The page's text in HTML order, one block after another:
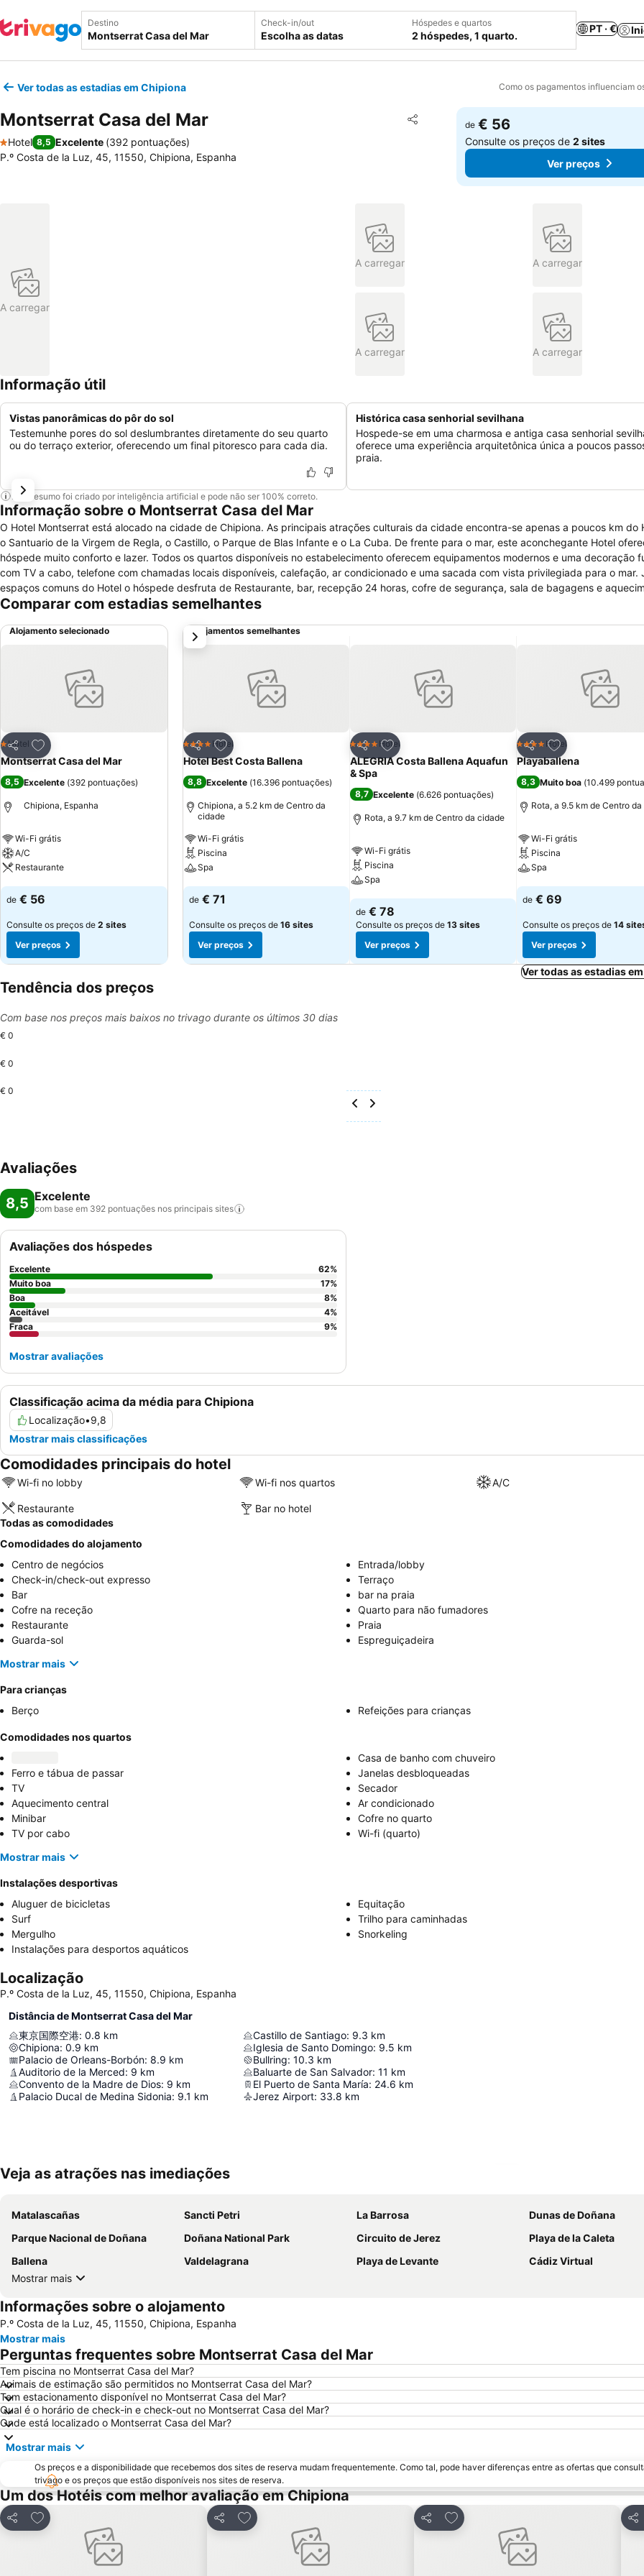
Destino Check-in/out
Escolha as datas
Hóspedes e quartos
2 hóspedes, 1 quarto.
PT · €
Ver todas as estadias em Chipiona Como os pagamentos influenciam
Montserrat Casa del Mar Partilhar
Adicionar aos favoritos
1 Estrelas
Hotel 8,5 Excelente (392 pontuações)
P.º Costa de la Luz, 45, 11550, Chipiona, Espanha
de € 56
Consulte os preços de2 sites
Ver preços
A carregar
A carregar A carregar
A carregar A carregar
Informação útil
Vistas panorâmicas do pôr do sol
Testemunhe pores do sol deslumbrantes diretamente do seu quarto
ou do terraço exterior, oferecendo um final pitoresco para cada dia.
Histórica casa senhorial sevilhana
Hospede-se em uma charmosa e antiga casa senhorial
oferece uma experiência arquitetônica única a poucos
praia.
Este resumo foi criado por inteligência artificial e pode não ser 100% correto.
Informação sobre o Montserrat Casa del Mar
O Hotel Montserrat está alocado na cidade de Chipiona. As principais atrações culturais da cidade encontra-se apenas a poucos km do
o Santuario de la Virgem de Regla, o Castillo, o Parque de Blas Infante e o La Cuba. De frente para o mar, este aconchegante Hotel
hóspede muito conforto e lazer. Todos os quartos disponíveis no estabelecimento oferecem equipamentos modernos e uma decoração
com TV a cabo, telefone com chamadas locais disponíveis, calefação, ar condicionado e uma sacada com vista privilegiada para o mar.
espaços comuns do Hotel o hóspede desfruta de Restaurante, bar, recepção 24 horas, cofre de segurança, sala de bagagens e
Hotel oferece serviço de quartos, locação de bicicletas e posto de turismo. Por fim o hóspede desfruta nos momentos de lazer de:
mergulho e pesca.
Comparar com estadias semelhantes
Alojamento selecionado
Partilhar
Adicionar aos favoritos
1 Estrelas
Hotel
Montserrat Casa del Mar
8,5 Excelente (392 pontuações)
Chipiona, Espanha
Wi-Fi grátis
A/C
Restaurante
Ver preços
de € 56
Consulte os preços de 2 sites
Ver preços
Alojamentos semelhantes
Partilhar
Adicionar aos favoritos
4 EstrelasHotel
Hotel Best Costa Ballena
8,8 Excelente (16.396 pontuações)
Chipiona, a 5.2 km de Centro da
cidade
Wi-Fi grátis
Piscina
Spa
Ver preços
de € 71
Consulte os preços de 16 sites
Ver preços
Partilhar
Adicionar aos favoritos
4 EstrelasHotel
ALEGRIA Costa Ballena Aquafun
& Spa
8,7 Excelente (6.626 pontuações)
Rota, a 9.7 km de Centro da cidade
Wi-Fi grátis
Piscina
Spa
Ver preços
de € 78
Consulte os preços de 13 sites
Ver preços
Partilhar
Adicionar aos
4 EstrelasHotel
Playaballena
8,3 Muito boa (10.499
Rota, a 9.5 km de Centro
Wi-Fi grátis
Piscina
Spa
Ver preços
de € 69
Consulte os preços de 14
Ver preços
próximo
Ver todas as estadias
Tendência dos preços
Com base nos preços mais baixos no trivago durante os últimos 30 dias
€ 0
€ 0
€ 0
Avaliações
8,5 Excelente
com base em 392 pontuações nos principais sites
Classificação acima da média para Chipiona
Localização•9,8
Mostrar mais classificações
Avaliações dos hóspedes
Excelente 62%
Muito boa
17%
Boa
8%
Aceitável
4%
Fraca
9%
Mostrar avaliações
Comodidades principais do hotel
Wi-fi no lobby Wi-fi nos quartos A/C
Restaurante
Bar no hotel
Todas as comodidades
Comodidades do alojamento
Centro de negócios
Entrada/lobby
Check-in/check-out expresso
Terraço
Bar
bar na praia
Cofre na receção
Quarto para não fumadores
Restaurante
Praia
Guarda-sol
Espreguiçadeira
Mostrar mais
Para crianças
Berço
Refeições para crianças
Comodidades nos quartos
Casa de banho com chuveiro
Ferro e tábua de passar
Janelas desbloqueadas
TV
Secador
Aquecimento central
Ar condicionado
Minibar
Cofre no quarto
TV por cabo
Wi-fi (quarto)
Mostrar mais
Instalações desportivas
Aluguer de bicicletas
Equitação
Surf
Trilho para caminhadas
Mergulho
Snorkeling
Instalações para desportos aquáticos
Localização
P.º Costa de la Luz, 45, 11550, Chipiona, Espanha
Distância de Montserrat Casa del Mar
東京国際空港: 0.8 km
Chipiona: 0.9 km
Palacio de Orleans-Borbón: 8.9 km
Auditorio de la Merced: 9 km
Convento de la Madre de Dios: 9 km
Palacio Ducal de Medina Sidonia: 9.1 km
Castillo de Santiago: 9.3 km
Iglesia de Santo Domingo: 9.5 km
Bullring: 10.3 km
Baluarte de San Salvador: 11 km
El Puerto de Santa María: 24.6 km
Jerez Airport: 33.8 km
Veja as atrações nas imediações
Matalascañas Sancti Petri La Barrosa
Dunas de Doñana
Parque Nacional de Doñana
Doñana National Park Circuito de Jerez
Playa de la Caleta
Ballena
Valdelagrana Playa de Levante
Cádiz Virtual
Mostrar mais
Informações sobre o alojamento
P.º Costa de la Luz, 45, 11550, Chipiona, Espanha
Mostrar mais
Perguntas frequentes sobre Montserrat Casa del Mar
Tem piscina no Montserrat Casa del Mar?
Animais de estimação são permitidos no Montserrat Casa del Mar?
Tem estacionamento disponível no Montserrat Casa del Mar?
Qual é o horário de check-in e check-out no Montserrat Casa del Mar?
Onde está localizado o Montserrat Casa del Mar?
Mostrar mais
Os preços e a disponibilidade que recebemos dos sites de reserva mudam frequentemente. Como tal, pode haver diferenças entre as ofertas que
trivago e os preços que estão disponíveis nos sites de reserva.
Um dos Hotéis com melhor avaliação em Chipiona
Partilhar
Adicionar aos favoritos
Partilhar
Adicionar aos favoritos
Partilhar
Adicionar aos favoritos